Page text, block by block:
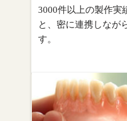
3000件以上の製作実
と、密に連携しなが
す。